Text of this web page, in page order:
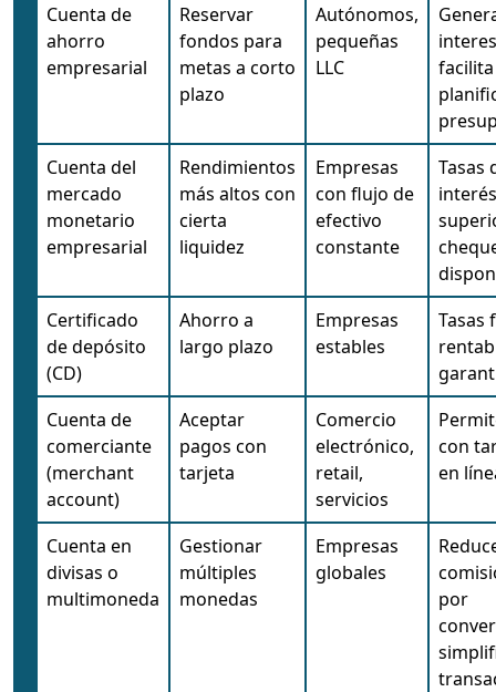
Cuenta de
ahorro
empresarial
Reservar
fondos para
metas a corto
plazo
Autónomos,
pequeñas
LLC
Cuenta del
mercado
monetario
empresarial
Rendimientos
más altos con
cierta
liquidez
Empresas
con flujo de
efectivo
constante
Tasas
interés
Certificado
de depósito
(CD)
Ahorro a
largo plazo
Empresas
estables
Tasas
Cuenta de
comerciante
(merchant
account)
Aceptar
pagos con
tarjeta
Comercio
electrónico,
retail,
servicios
con
en
Cuenta en
divisas o
multimoneda
Gestionar
múltiples
monedas
Empresas
globales
por